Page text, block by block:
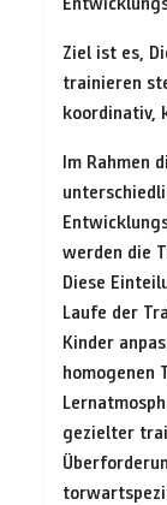
Ziel ist es,
trainieren
koordinativ,
Im Rahmen
werden die
Diese
Laufe der
Kinder
homogenen
gezielter